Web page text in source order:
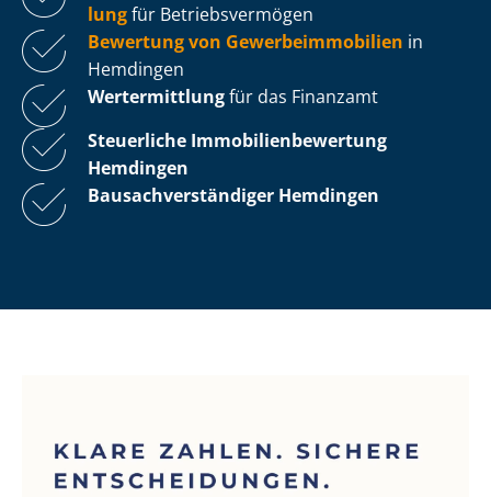
lungfür Be­triebs­ver­mö­gen
Bewertung von Ge­wer­be­im­mo­bi­li­en in
Hemdingen
Wertermittlungfür das Finanzamt
Steuerliche Im­mo­bi­li­en­be­wer­tung
Hemdingen
Bau­sach­ver­stän­di­ger Hemdingen